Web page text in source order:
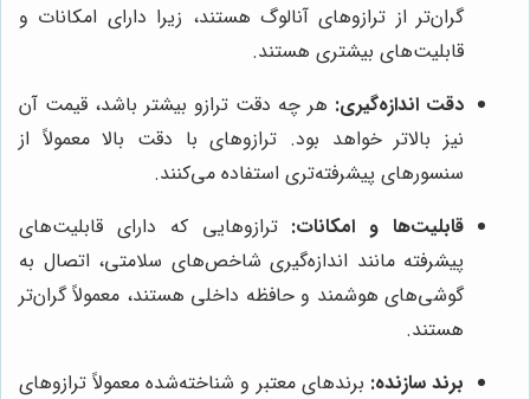
گران‌تر از ترازوهای آنالوگ هستند، زیرا دارای امکانات و
قابلیت‌های بیشتری هستند.
دقت اندازه‌گیری: هر چه دقت ترازو بیشتر باشد، قیمت آن
نیز بالاتر خواهد بود. ترازوهای با دقت بالا معمولاً از
سنسورهای پیشرفته‌تری استفاده می‌کنند.
قابلیت‌ها و امکانات: ترازوهایی که دارای قابلیت‌های
پیشرفته مانند اندازه‌گیری شاخص‌های سلامتی، اتصال به
گوشی‌های هوشمند و حافظه داخلی هستند، معمولاً گران‌تر
هستند.
برند سازنده: برندهای معتبر و شناخته‌شده معمولاً ترازوهای